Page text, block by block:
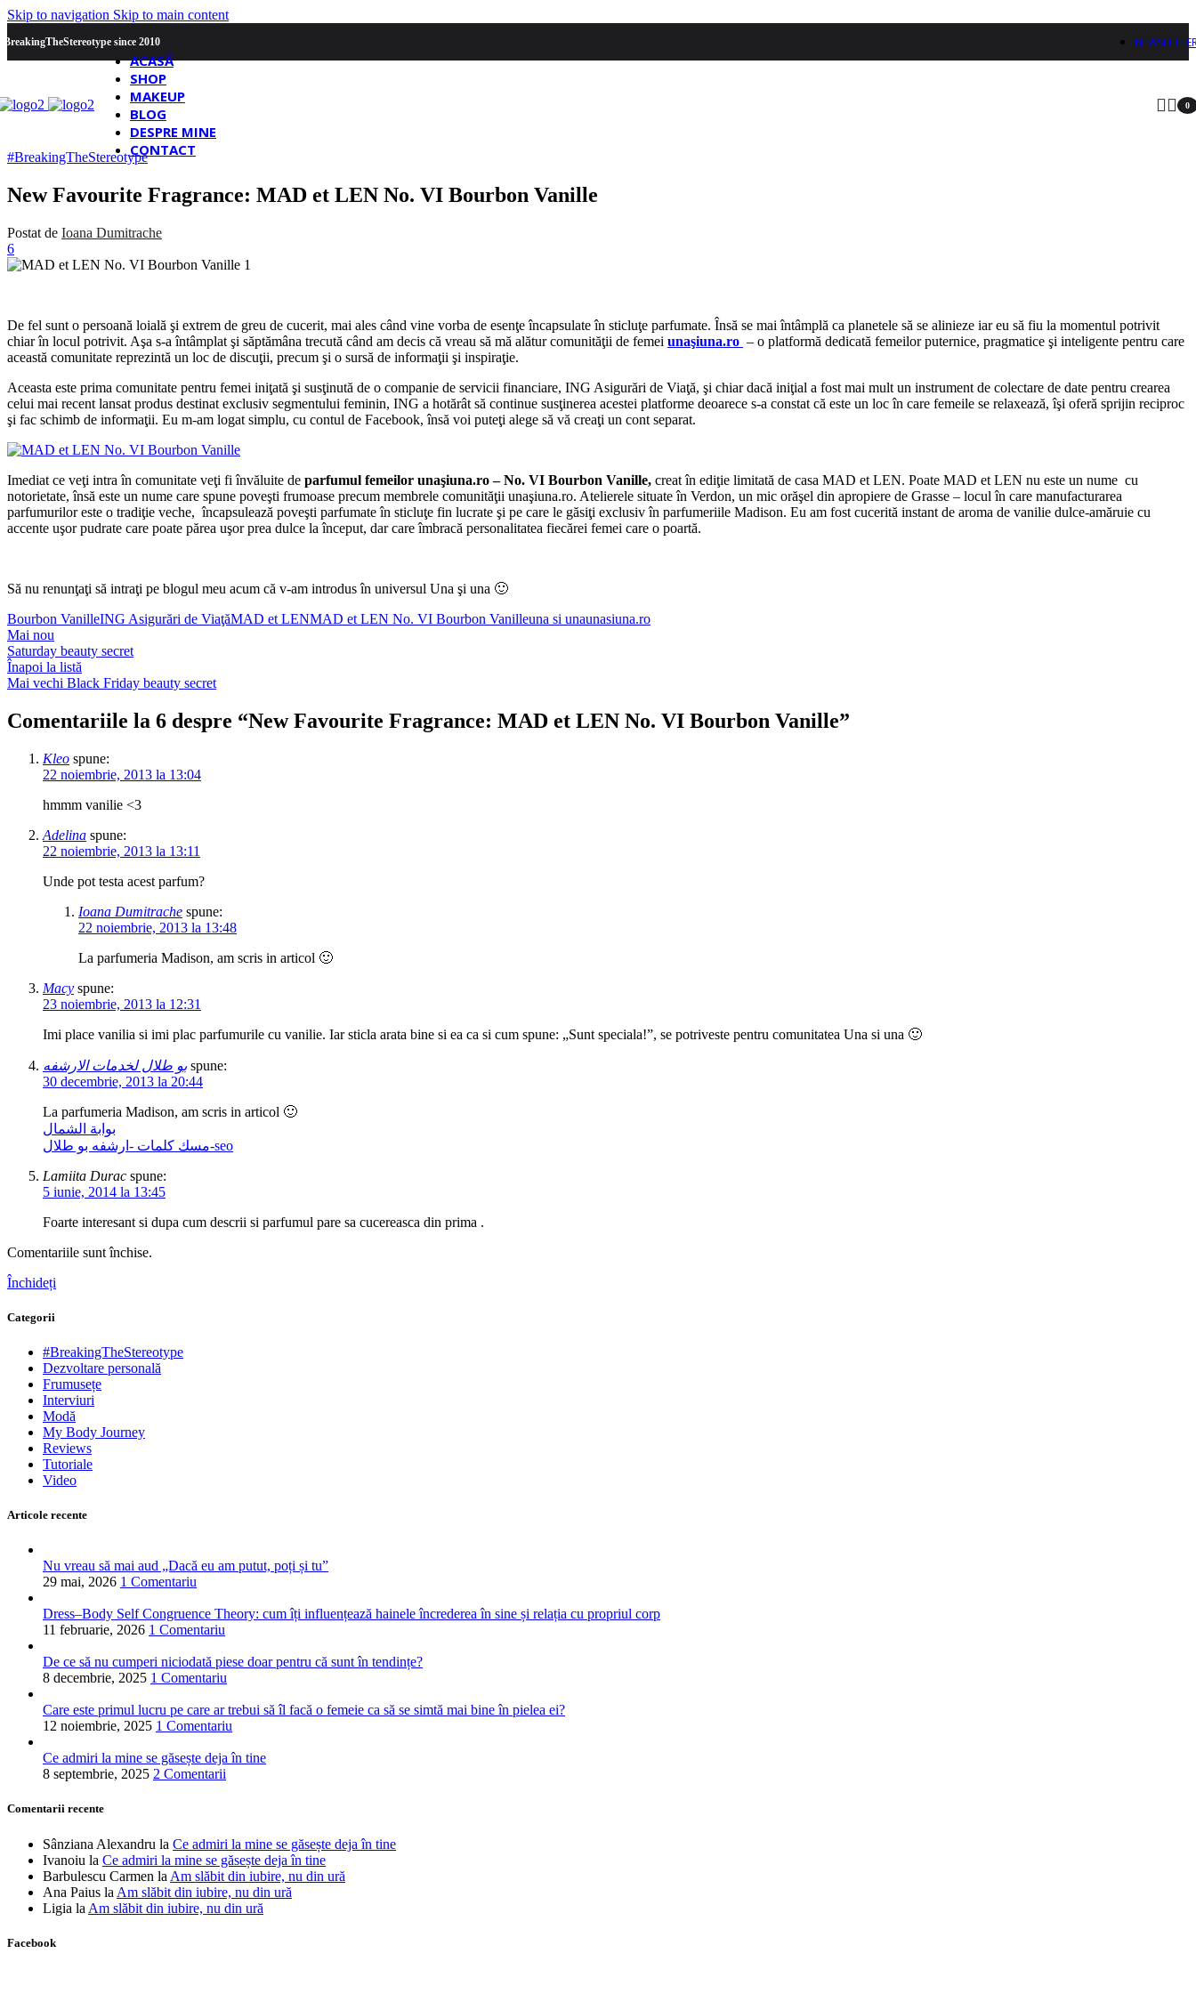
Skip to navigation Skip to main content
since 2010
ACASĂ
SHOP
MAKEUP
BLOG
DESPRE MINE
CONTACT
0
#BreakingTheStereotype
New Favourite Fragrance: MAD et LEN No. VI Bourbon Vanille
Postat de Ioana Dumitrache
6
De fel sunt o persoană loială şi extrem de greu de cucerit, mai ales când vine vorba de esenţe încapsulate în sticluţe parfumate. Însă se mai întâmplă ca planetele să se alinieze iar eu să fiu la momentul potrivit
chiar în locul potrivit. Aşa s-a întâmplat şi săptămâna trecută când am decis că vreau să mă alătur comunităţii de femei unaşiuna.ro – o platformă dedicată femeilor puternice, pragmatice şi inteligente pentru care
această comunitate reprezintă un loc de discuţii, precum şi o sursă de informaţii şi inspiraţie.
Aceasta este prima comunitate pentru femei iniţată şi susţinută de o companie de servicii financiare, ING Asigurări de Viaţă, şi chiar dacă iniţial a fost mai mult un instrument de colectare de date pentru crearea
celui mai recent lansat produs destinat exclusiv segmentului feminin, ING a hotărât să continue susţinerea acestei platforme deoarece s-a constat că este un loc în care femeile se relaxează, îşi oferă sprijin reciproc
şi fac schimb de informaţii. Eu m-am logat simplu, cu contul de Facebook, însă voi puteţi alege să vă creaţi un cont separat.
Imediat ce veţi intra în comunitate veţi fi învăluite de parfumul femeilor unaşiuna.ro – No. VI Bourbon Vanille, creat în ediţie limitată de casa MAD et LEN. Poate MAD et LEN nu este un nume cu
notorietate, însă este un nume care spune poveşti frumoase precum membrele comunităţii unaşiuna.ro. Atelierele situate în Verdon, un mic orăşel din apropiere de Grasse – locul în care manufacturarea
parfumurilor este o tradiţie veche, încapsulează poveşti parfumate în sticluţe fin lucrate şi pe care le găsiţi exclusiv în parfumeriile Madison. Eu am fost cucerită instant de aroma de vanilie dulce-amăruie cu
accente uşor pudrate care poate părea uşor prea dulce la început, dar care îmbracă personalitatea fiecărei femei care o poartă.
Să nu renunţaţi să intraţi pe blogul meu acum că v-am introdus în universul Una şi una 🙂
Bourbon VanilleING Asigurări de ViaţăMAD et LENMAD et LEN No. VI Bourbon Vanilleuna si unaunasiuna.ro
Mai nou
Saturday beauty secret
Înapoi la listă
Mai vechi Black Friday beauty secret
Comentariile la 6 despre “New Favourite Fragrance: MAD et LEN No. VI Bourbon Vanille”
Kleo spune:
22 noiembrie, 2013 la 13:04
hmmm vanilie <3
Adelina spune:
22 noiembrie, 2013 la 13:11
Unde pot testa acest parfum?
Ioana Dumitrache spune:
22 noiembrie, 2013 la 13:48
La parfumeria Madison, am scris in articol 🙂
Macy spune:
23 noiembrie, 2013 la 12:31
Imi place vanilia si imi plac parfumurile cu vanilie. Iar sticla arata bine si ea ca si cum spune: „Sunt speciala!”, se potriveste pentru comunitatea Una si una 🙂
بو طلال لخدمات الارشفه spune:
30 decembrie, 2013 la 20:44
La parfumeria Madison, am scris in articol 🙂
بوابة الشمال
مسك كلمات -ارشفه بو طلال-seo
Lamiita Durac spune:
5 iunie, 2014 la 13:45
Foarte interesant si dupa cum descrii si parfumul pare sa cucereasca din prima .
Comentariile sunt închise.
Închideți
Categorii
#BreakingTheStereotype
Dezvoltare personală
Frumusețe
Interviuri
Modă
My Body Journey
Reviews
Tutoriale
Video
Articole recente
Nu vreau să mai aud „Dacă eu am putut, poți și tu”
29 mai, 2026 1 Comentariu
Dress–Body Self Congruence Theory: cum îți influențează hainele încrederea în sine și relația cu propriul corp
11 februarie, 2026 1 Comentariu
De ce să nu cumperi niciodată piese doar pentru că sunt în tendințe?
8 decembrie, 2025 1 Comentariu
Care este primul lucru pe care ar trebui să îl facă o femeie ca să se simtă mai bine în pielea ei?
12 noiembrie, 2025 1 Comentariu
Ce admiri la mine se găsește deja în tine
8 septembrie, 2025 2 Comentarii
Comentarii recente
Sânziana Alexandru la Ce admiri la mine se găsește deja în tine
Ivanoiu la Ce admiri la mine se găsește deja în tine
Barbulescu Carmen la Am slăbit din iubire, nu din ură
Ana Paius la Am slăbit din iubire, nu din ură
Ligia la Am slăbit din iubire, nu din ură
Facebook